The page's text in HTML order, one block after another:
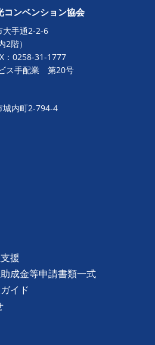
ンベンション協会
大手通2-2-6
2階）
：0258-31-1777
ス手配業 第20号
城内町2-794-4
援
成金等申請書類一式
イド